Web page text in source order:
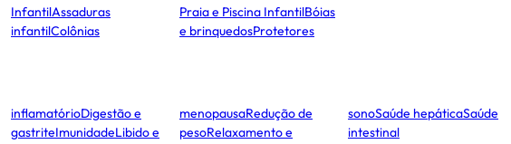
InfantilAssaduras
infantilColônias
Praia e Piscina InfantilBóias
e brinquedosProtetores
inflamatórioDigestão e
gastriteImunidadeLibido e
menopausaRedução de
pesoRelaxamento e
sonoSaúde hepáticaSaúde
intestinal